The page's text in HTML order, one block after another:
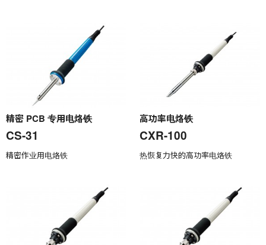
精密 PCB 专用电烙铁
CS-31
精密作业用电烙铁
高功率电烙铁
CXR-100
热恢复力快的高功率电烙铁